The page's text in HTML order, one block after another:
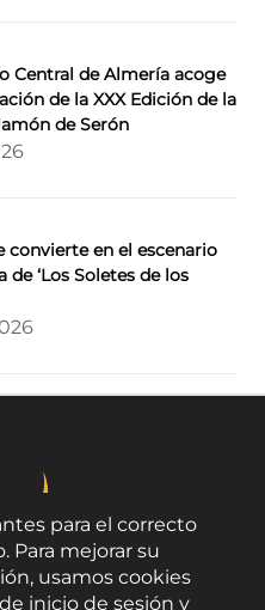
Central de Almería acoge
de la XXX Edición de la
de Serón
convierte en el escenario
de ‘Los Soletes de los
para el correcto
Para mejorar su
usamos cookies
inicio de sesión y